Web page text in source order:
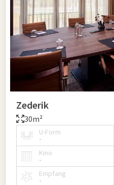
Zederik
30m²
U-Form
-
Kino
-
Empfang
-